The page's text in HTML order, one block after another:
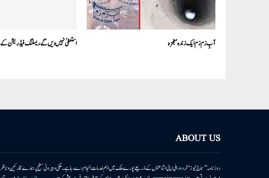
آبِ زم زم ایک زندہ معجزہ استعفیٰ نہیں دیں گے ریسلنگ فیڈریشن
ABOUT US
روزنامہ ’’سماج نیوز‘‘ اُردو دہلی اپنی اشاعتوں کے ذریعے پورے ملک میں اہم خدمات انجام دے رہا ہے۔ ملکی وبیرونی سطح پر ہمارے قارئین